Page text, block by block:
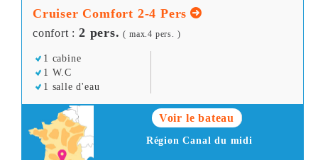
Cruiser Comfort 2-4 Pers
confort : 2 pers. ( max.4 pers. )
1 cabine
1 W.C
1 salle d'eau
Voir le bateau
Région Canal du midi